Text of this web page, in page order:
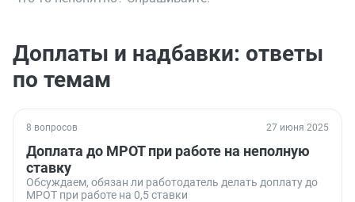
Доплаты и надбавки: ответы
по темам
8 вопросов 27 июня 2025
Доплата до МРОТ при работе на неполную
ставку
Обсуждаем, обязан ли работодатель делать доплату до
МРОТ при работе на 0,5 ставки